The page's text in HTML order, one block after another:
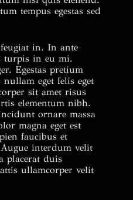
tempus egestas sed
in. In ante
turpis in eu mi.
Egestas pretium
eget felis eget
sit amet risus
elementum nibh.
ornare massa
magna eget est
faucibus et
interdum velit
placerat duis
ullamcorper velit